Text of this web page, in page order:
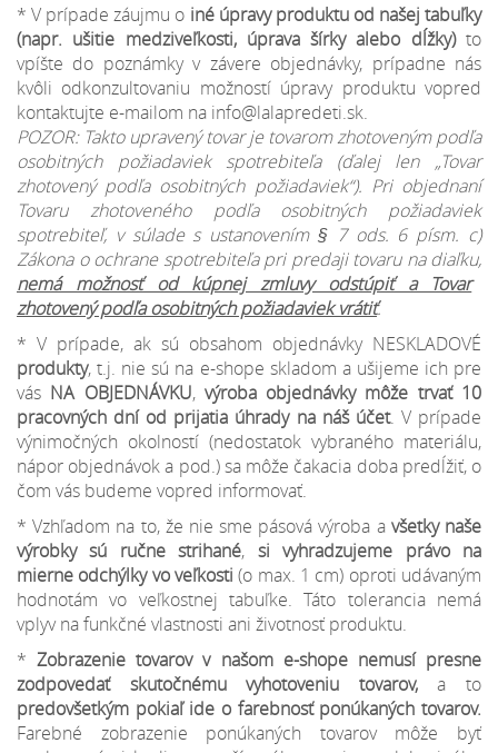
* V prípade záujmu o iné úpravy produktu od našej tabuľky
(napr. ušitie medziveľkosti, úprava šírky alebo dĺžky)to
vpíšte do poznámky v závere objednávky, prípadne nás
kvôli odkonzultovaniu možností úpravy produktu vopred
kontaktujte e-mailom na info@lalapredeti.sk.
POZOR: Takto upravený tovar je tovarom zhotoveným podľa
osobitných požiadaviek spotrebiteľa (ďalej len „Tovar
zhotovený podľa osobitných požiadaviek“). Pri objednaní
Tovaru zhotoveného podľa osobitných požiadaviek
spotrebiteľ, v súlade s ustanovením § 7 ods. 6 písm. c)
Zákona o ochrane spotrebiteľa pri predaji tovaru na diaľku,
nemá možnosť od kúpnej zmluvy odstúpiť a Tovar
zhotovený podľa osobitných požiadaviek vrátiť.
* V prípade, ak sú obsahom objednávky NESKLADOVÉ
produkty, t.j. nie sú na e-shope skladom a ušijeme ich pre
vás NA OBJEDNÁVKU, výroba objednávky môže trvať 10
pracovných dní od prijatia úhrady na náš účet. V prípade
výnimočných okolností (nedostatok vybraného materiálu,
nápor objednávok a pod.) sa môže čakacia doba predĺžiť, o
čom vás budeme vopred informovať.
* Vzhľadom na to, že nie sme pásová výroba a všetky naše
výrobky sú ručne strihané, si vyhradzujeme právo na
mierne odchýlky vo veľkosti (o max. 1 cm) oproti udávaným
hodnotám vo veľkostnej tabuľke. Táto tolerancia nemá
vplyv na funkčné vlastnosti ani životnosť produktu.
*Zobrazenie tovarov v našom e-shope nemusí presne
zodpovedať skutočnému vyhotoveniu tovarov,a to
predovšetkým pokiaľ ide o farebnosť ponúkaných tovarov.
Farebné zobrazenie ponúkaných tovarov môže byť